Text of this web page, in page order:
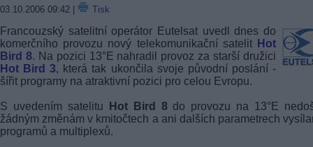
03.10.2006 09:42 Tisk
Francouzský satelitní operátor Eutelsat uvedl dnes do
komerčního provozu nový telekomunikační satelit Hot
Bird 8. Na pozici 13°E nahradil provoz za starší družici
Hot Bird 3, která tak ukončila svoje původní poslání -
šířit programy na atraktivní pozici pro celou Evropu.
S uvedením satelitu Hot Bird 8do provozu na 13°E
žádným změnám v kmitočtech a ani dalších parametrech
programů a multiplexů.